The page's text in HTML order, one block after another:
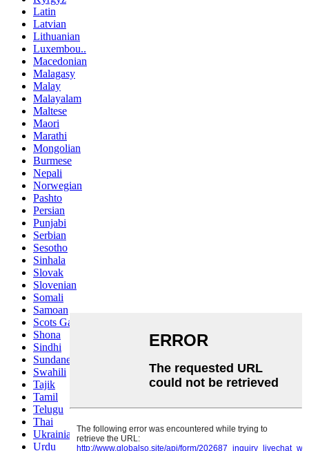
Latin
Latvian
Lithuanian
Luxembou..
Macedonian
Malagasy
Malay
Malayalam
Maltese
Maori
Marathi
Mongolian
Burmese
Nepali
Norwegian
Pashto
Persian
Punjabi
Serbian
Sesotho
Sinhala
Slovak
Slovenian
Somali
Samoan
Scots Gaelic
Shona
Sindhi
Sundanese
Swahili
Tajik
Tamil
Telugu
Thai
Ukrainian
Urdu